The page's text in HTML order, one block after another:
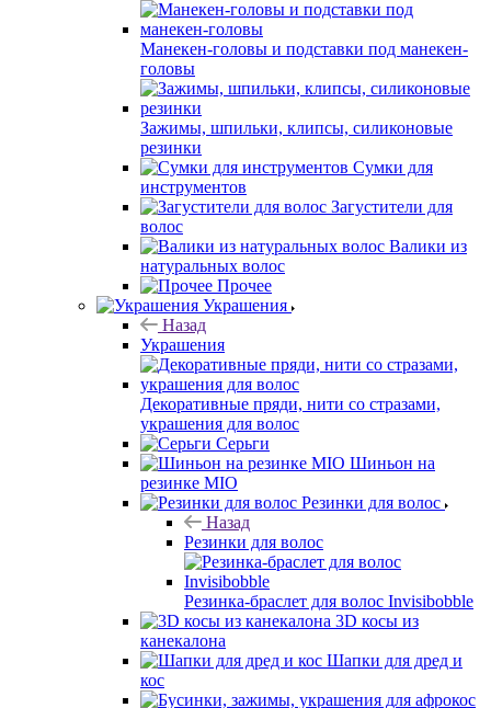
Манекен-головы и подставки под манекен-
головы
Зажимы, шпильки, клипсы, силиконовые
резинки
Сумки для
инструментов
Загустители для
волос
Валики из
натуральных волос
Прочее
Украшения
Назад
Украшения
Декоративные пряди, нити со стразами,
украшения для волос
Серьги
Шиньон на
резинке MIO
Резинки для волос
Назад
Резинки для волос
Резинка-браслет для волос Invisibobble
3D косы из
канекалона
Шапки для дред и
кос